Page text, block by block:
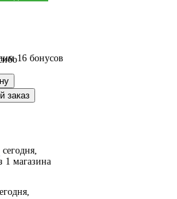
16 бонусов
заказ
сегодня,
1 магазина